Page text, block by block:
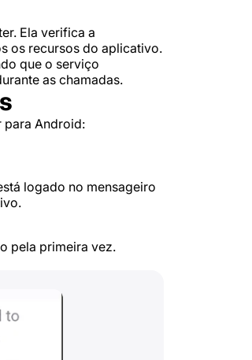
Ela verifica a
os recursos do aplicativo.
que o serviço
as chamadas.
para Android:
logado no mensageiro
pela primeira vez.